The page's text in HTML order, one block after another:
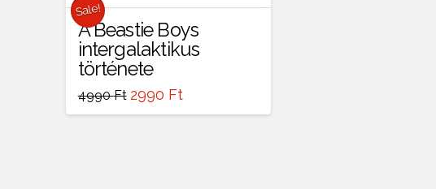
Sale!
A Beastie Boys
intergalaktikus
története
4990Ft 2990 Ft